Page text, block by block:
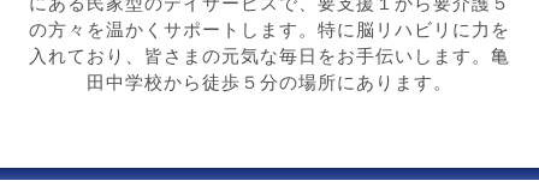
の方々を温かくサポートします。特に脳リハビリに力を
入れており、皆さまの元気な毎日をお手伝いします。亀
田中学校から徒歩５分の場所にあります。